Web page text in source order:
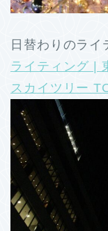
日替わりのラ
ライティング |
スカイツリー